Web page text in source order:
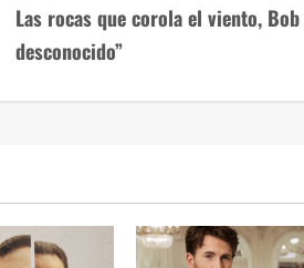
Las rocas que corola el viento,
desconocido”